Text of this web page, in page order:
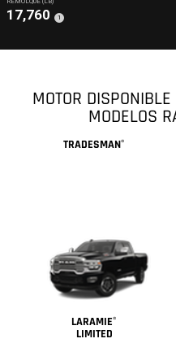
REMOLQUE (LB)
17,760
(
Disclosure
1 )
MOTOR
MODELOS
TRADESMAN®
LARAMIE®
LIMITED